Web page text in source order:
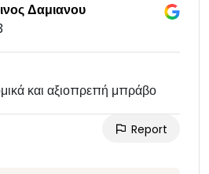
Δαμιανου
και αξιοπρεπή μπράβο
Report